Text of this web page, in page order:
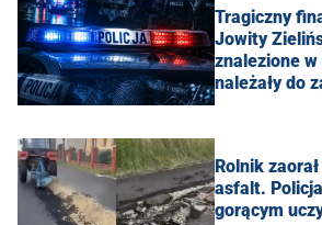
Tragiczny
Jowity
znalezione
należały do
Rolnik
asfalt.
gorącym